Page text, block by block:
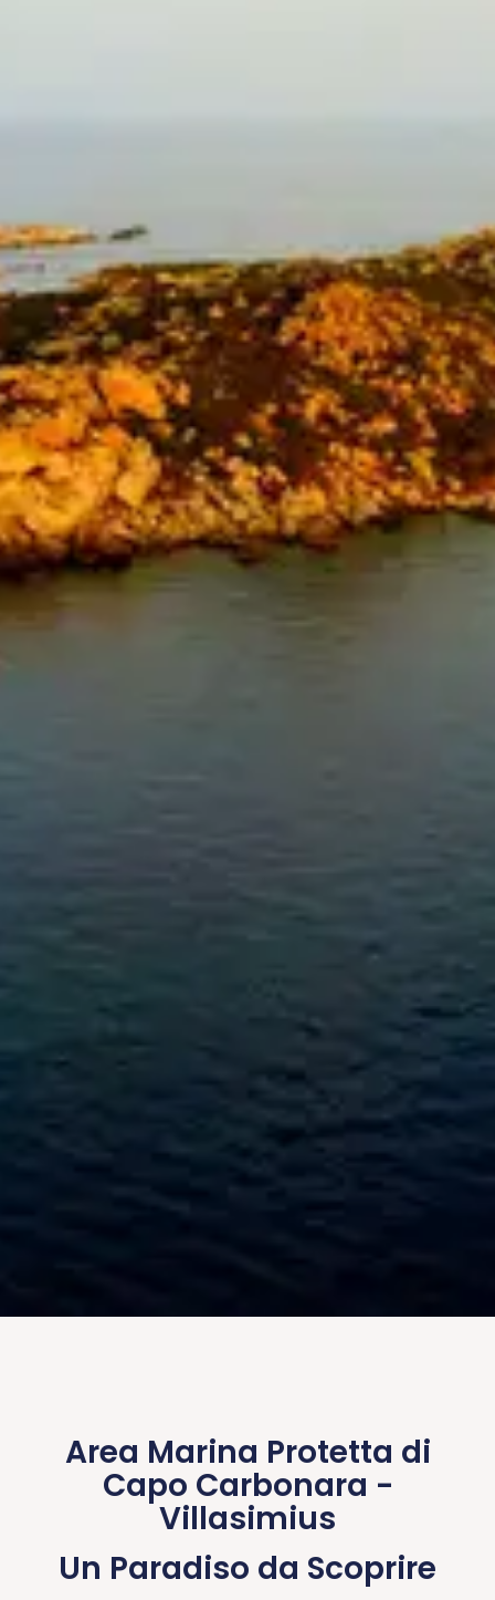
Area Marina Protetta di
Capo Carbonara -
Villasimius
Un Paradiso da Scoprire